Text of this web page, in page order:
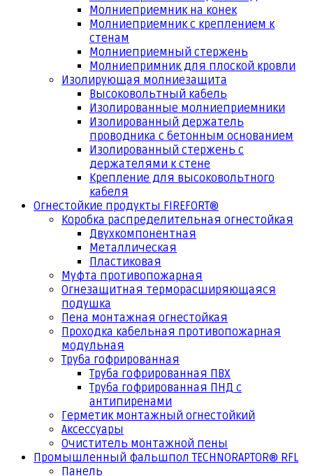
Молниеприемник на конек
Молниеприемник с креплением к
стенам
Молниеприемный стержень
Молниепримник для плоской кровли
Изолирующая молниезащита
Высоковольтный кабель
Изолированные молниеприемники
Изолированный держатель
проводника с бетонным основанием
Изолированный стержень с
держателями к стене
Крепление для высоковольтного
кабеля
Огнестойкие продукты FIREFORT®
Коробка распределительная огнестойкая
Двухкомпонентная
Металлическая
Пластиковая
Муфта противопожарная
Огнезащитная терморасширяющаяся
подушка
Пена монтажная огнестойкая
Проходка кабельная противопожарная
модульная
Труба гофрированная
Труба гофрированная ПВХ
Труба гофрированная ПНД с
антипиренами
Герметик монтажный огнестойкий
Аксессуары
Очиститель монтажной пены
Промышленный фальшпол TECHNORAPTOR® RFL
Панель